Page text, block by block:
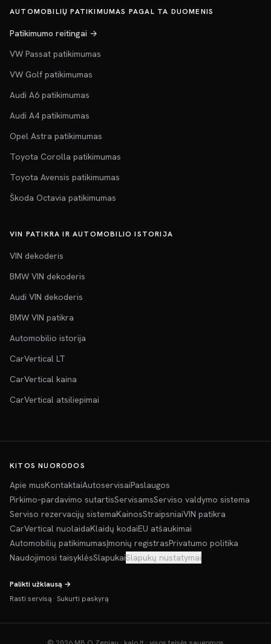
AUTOMOBILIŲ PATIKIMUMAS PAGAL TA DUOMENIS
Patikimumo reitingai →
VW Passat patikimumas
VW Golf patikimumas
Audi A6 patikimumas
Audi A4 patikimumas
Opel Astra patikimumas
Toyota Corolla patikimumas
Toyota Avensis patikimumas
Škoda Octavia patikimumas
VIN PATIKRA IR AUTOMOBILIO ISTORIJA
VIN dekoderis
BMW VIN dekoderis
Audi VIN dekoderis
BMW VIN patikra
Automobilio istorija
CarVertical LT
CarVertical kaina
CarVertical atsiliepimai
KITOS NUORODOS
Apie musKontaktaiAutoservisaiPaslaugos
Pirkimo–pardavimo sutartisServisamsServiso valdymo sistema
Serviso rezervacijų sistemaKainosStraipsniaiVIN patikra
CarVertical nuolaidaKlaidų kodaiEU atšaukimai
Automobilių patikimumasĮmonių registrasPrivatumo politika
Naudojimosi taisyklėsSlapukaiSlapukų nustatymai
Palikti užklausą →
Rasti servisą · Sukurti paskyrą